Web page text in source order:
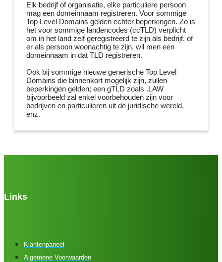
Elk bedrijf of organisatie, elke particuliere persoon
mag een domeinnaam registreren. Voor sommige
Top Level Domains gelden echter beperkingen. Zo is
het voor sommige landencodes (ccTLD) verplicht
om in het land zelf geregistreerd te zijn als bedrijf, of
er als persoon woonachtig te zijn, wil men een
domeinnaam in dat TLD registreren.
Ook bij sommige nieuwe generische Top Level
Domains die binnenkort mogelijk zijn, zullen
beperkingen gelden; een gTLD zoals .LAW
bijvoorbeeld zal enkel voorbehouden zijn voor
bedrijven en particulieren uit de juridische wereld,
enz.
Links
Klantenpaneel
Algemene Voorwaarden